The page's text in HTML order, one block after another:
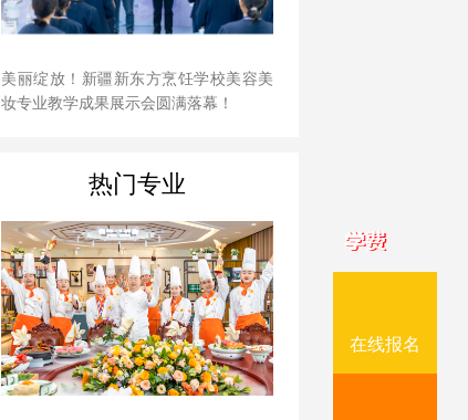
美丽绽放！新疆新东方烹饪学校美容美
妆专业教学成果展示会圆满落幕！
热门专业
在线报名